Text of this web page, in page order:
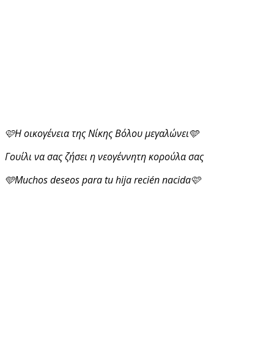
🩷Η οικογένεια της Νίκης Βόλου μεγαλώνει🩵
Γουίλι να σας ζήσει η νεογέννητη κορούλα σας
🩵Muchos deseos para tu hija recién nacida🩷